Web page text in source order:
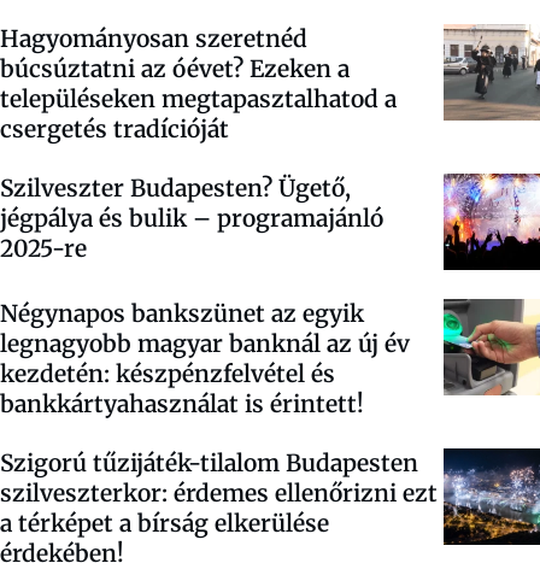
Hagyományosan szeretnéd
búcsúztatni az óévet? Ezeken a
településeken megtapasztalhatod a
csergetés tradícióját
Szilveszter Budapesten? Ügető,
jégpálya és bulik – programajánló
2025-re
Négynapos bankszünet az egyik
legnagyobb magyar banknál az új év
kezdetén: készpénzfelvétel és
bankkártyahasználat is érintett!
Szigorú tűzijáték-tilalom Budapesten
szilveszterkor: érdemes ellenőrizni ezt
a térképet a bírság elkerülése
érdekében!